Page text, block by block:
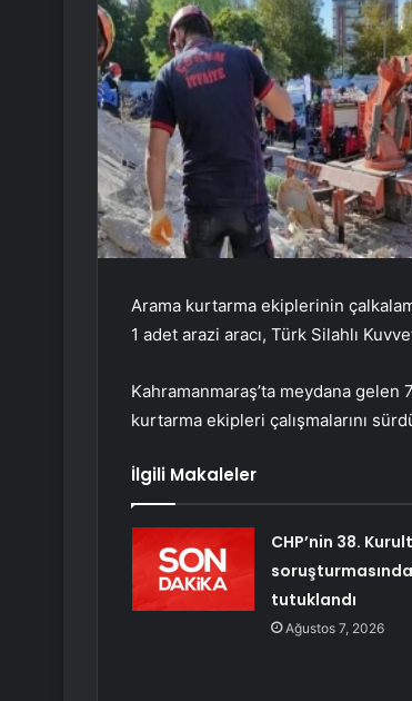
Arama kurtarma ekiplerinin
1 adet arazi aracı, Türk Silahlı
Kahramanmaraş’ta meydana
kurtarma ekipleri çalışmalarını
İlgili Makaleler
CHP’nin 38.
tutuklandı
Ağustos 7, 2026